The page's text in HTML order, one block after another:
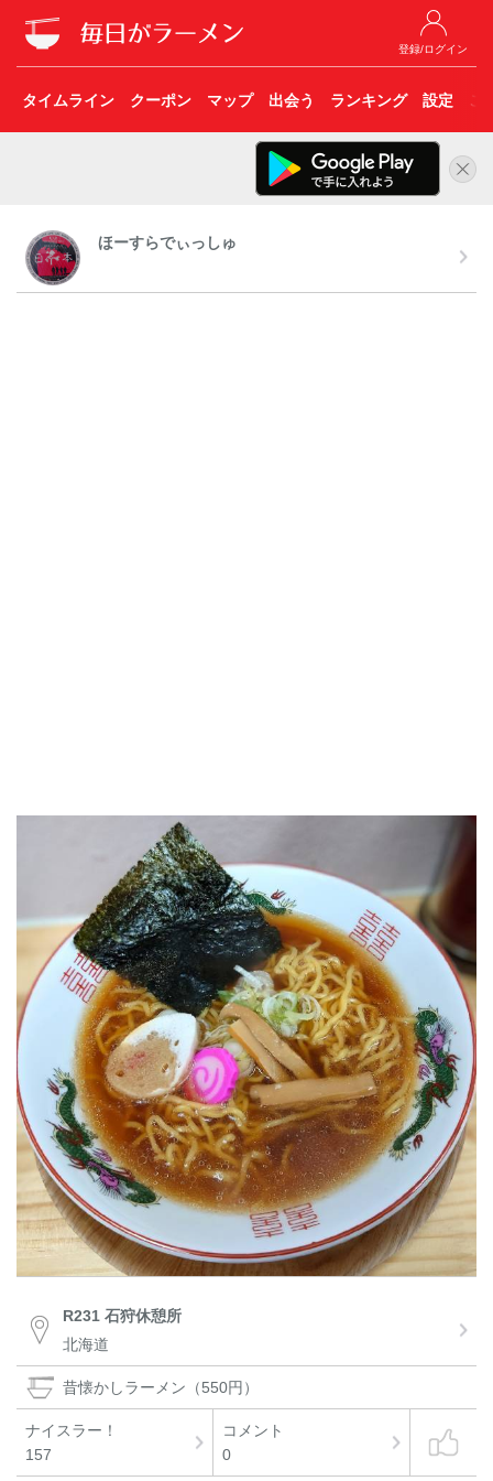
登録/ログイン
タイムライン クーポン マップ 出会う ランキング 設定 こ
ほーすらでぃっしゅ
R231 石狩休憩所
北海道
昔懐かしラーメン（550円）
ナイスラー！
157
コメント
0